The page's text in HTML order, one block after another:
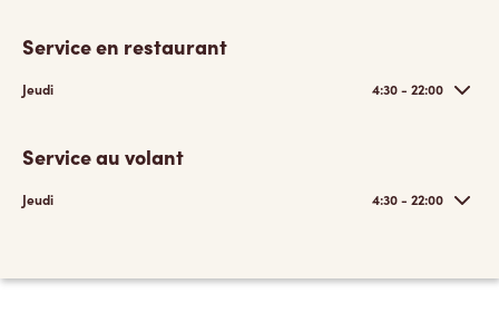
Service en restaurant
Jeudi 4:30 - 22:00
Service au volant
Jeudi 4:30 - 22:00